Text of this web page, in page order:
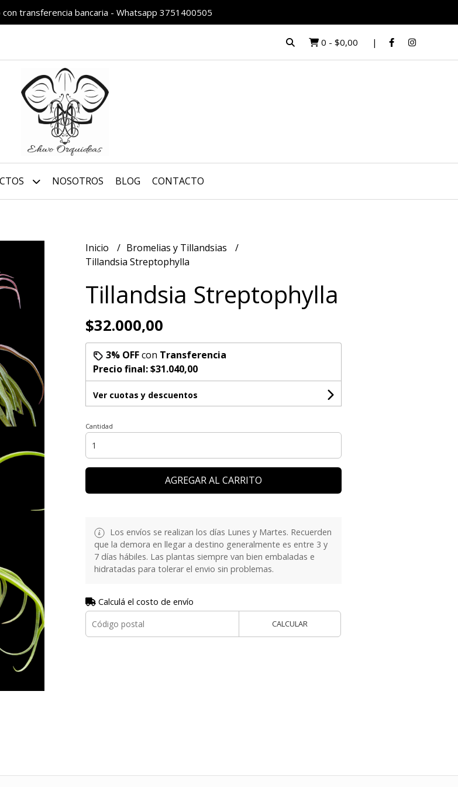
transferencia bancaria - Whatsapp 3751400505
0 - $0,00
NOSOTROS BLOG CONTACTO
Inicio
Bromelias y Tillandsias
Tillandsia Streptophylla
Tillandsia Streptophylla
$32.000,00
3% OFFcon Transferencia
Precio final:$31.040,00
Ver cuotas y descuentos
Cantidad
AGREGAR AL CARRITO
Los envíos se realizan los días Lunes y Martes. Recuerden
que la demora en llegar a destino generalmente es entre 3 y
7 días hábiles. Las plantas siempre van bien embaladas e
hidratadas para tolerar el envio sin problemas.
Calculá el costo de envío
CALCULAR